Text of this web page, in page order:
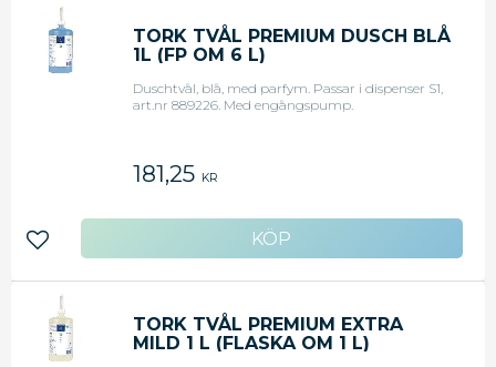
TORK TVÅL PREMIUM DUSCH BLÅ
1L (FP OM 6 L)
Duschtvål, blå, med parfym. Passar i dispenser S1,
art.nr 889226. Med engångspump.
181,25 KR
Lägg till i favoriter
TORK TVÅL PREMIUM EXTRA
MILD 1 L (FLASKA OM 1 L)